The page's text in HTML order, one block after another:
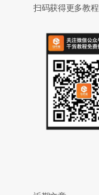
扫码获得更多教程